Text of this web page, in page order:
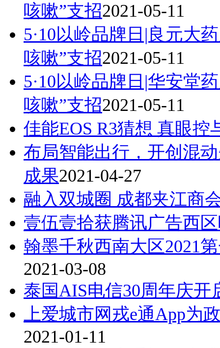
咳嗽”支招2021-05-11
5·10以岭品牌日|良元大
咳嗽”支招2021-05-11
5·10以岭品牌日|华安堂
咳嗽”支招2021-05-11
佳能EOS R3猜想 真眼控
布局智能出行，开创混
成果2021-04-27
融入双城圈 成都夹江商
壹伍壹拾获腾讯广告西
翰墨千秋西南大区2021
2021-03-08
泰国AIS电信30周年庆开
上爱城市网戎e通App为
2021-01-11